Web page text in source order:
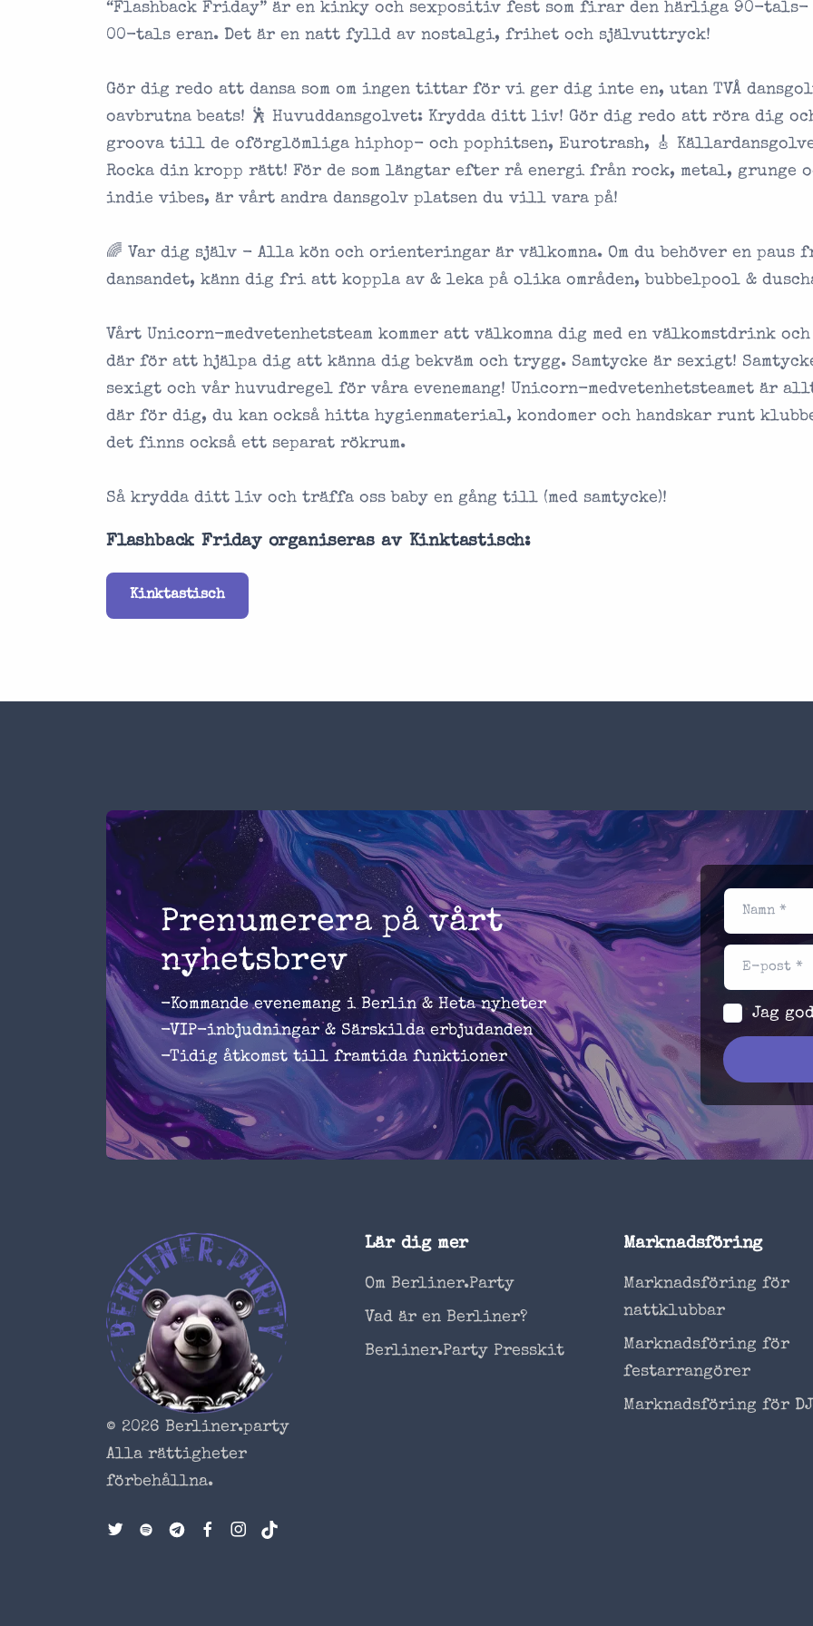
“Flashback Friday” är en kinky och sexpositiv fest som firar den härliga 90-tals-
00-tals eran. Det är en natt fylld av nostalgi, frihet och självuttryck!
Gör dig redo att dansa som om ingen tittar för vi ger dig inte en, utan TVÅ
oavbrutna beats! 🕺 Huvuddansgolvet: Krydda ditt liv! Gör dig redo att röra dig
groova till de oförglömliga hiphop- och pophitsen, Eurotrash, 🎸
Rocka din kropp rätt! För de som längtar efter rå energi från rock, metal, grunge
indie vibes, är vårt andra dansgolv platsen du vill vara på!
🌈 Var dig själv - Alla kön och orienteringar är välkomna. Om du behöver en paus
dansandet, känn dig fri att koppla av & leka på olika områden, bubbelpool &
Vårt Unicorn-medvetenhetsteam kommer att välkomna dig med en välkomstdrink
där för att hjälpa dig att känna dig bekväm och trygg. Samtycke är sexigt!
sexigt och vår huvudregel för våra evenemang! Unicorn-medvetenhetsteamet är
där för dig, du kan också hitta hygienmaterial, kondomer och handskar runt
det finns också ett separat rökrum.
Så krydda ditt liv och träffa oss baby en gång till (med samtycke)!
Flashback Friday organiseras av Kinktastisch:
Kinktastisch
Prenumerera på vårt
nyhetsbrev
-Kommande evenemang i Berlin & Heta nyheter
-VIP-inbjudningar & Särskilda erbjudanden
-Tidig åtkomst till framtida funktioner
Namn *
E-post *
Jag
© 2026 Berliner.party
Alla rättigheter
förbehållna.
Lär dig mer
Om Berliner.Party
Vad är en Berliner?
Berliner.Party Presskit
Marknadsföring
Marknadsföring för
nattklubbar
Marknadsföring för
festarrangörer
Marknadsföring för